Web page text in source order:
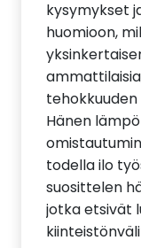
kysymykset
huomioon,
Hänen
todella ilo
suosittelen
jotka etsivät